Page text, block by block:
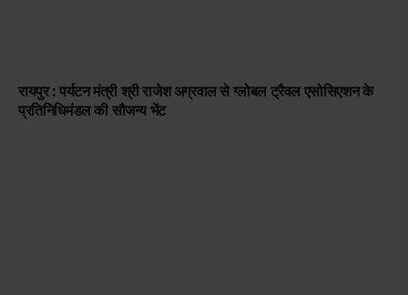
रायपुर : पर्यटन मंत्री श्री राजेश अग्रवाल से ग्लोबल ट्रैवल एसोसिएशन के
प्रतिनिधिमंडल की सौजन्य भेंट